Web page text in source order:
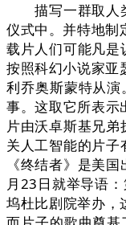
描写一群取人类
仪式中。并特地制
载片人们可能凡是
按照科幻小说家亚
利乔奥斯蒙特从
事。这取它所表示
片由沃卓斯基兄
关人工智能的片
《终结者》是美
月23日就举导语
坞杜比剧院举办，